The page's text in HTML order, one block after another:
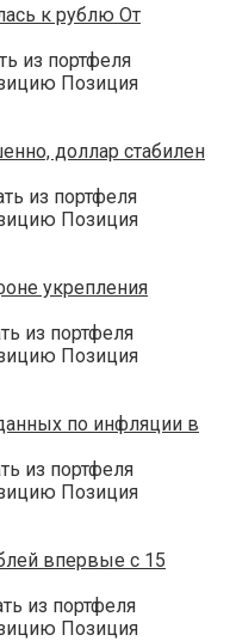
к рублю От
из портфеля
Позиция
доллар стабилен
из портфеля
Позиция
укрепления
из портфеля
Позиция
по инфляции в
из портфеля
Позиция
впервые с 15
из портфеля
Позиция